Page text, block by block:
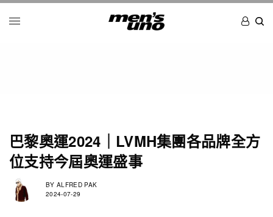
巴黎奧運2024｜LVMH集團各品牌全方
位支持今屆奧運盛事
BY ALFRED PAK
2024-07-29